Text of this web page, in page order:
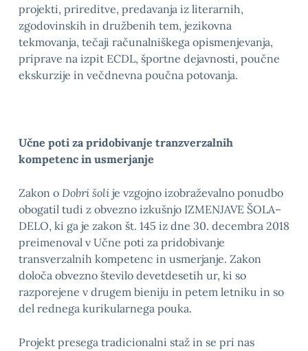
projekti, prireditve, predavanja iz literarnih,
zgodovinskih in družbenih tem, jezikovna
tekmovanja, tečaji računalniškega opismenjevanja,
priprave na izpit ECDL, športne dejavnosti, poučne
ekskurzije in večdnevna poučna potovanja.
Učne poti za pridobivanje tranzverzalnih
kompetenc in usmerjanje
Zakon o Dobri šoli je vzgojno izobraževalno ponudbo
obogatil tudi z obvezno izkušnjo IZMENJAVE ŠOLA–
DELO, ki ga je zakon št. 145 iz dne 30. decembra 2018
preimenoval v Učne poti za pridobivanje
transverzalnih kompetenc in usmerjanje. Zakon
določa obvezno število devetdesetih ur, ki so
razporejene v drugem bieniju in petem letniku in so
del rednega kurikularnega pouka.
Projekt presega tradicionalni staž in se pri nas